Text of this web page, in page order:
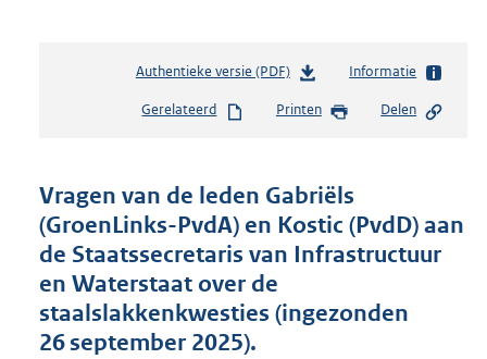
Authentieke versie (PDF)b
s
n
d
s
o
Informatie
Gerelateerd Printen Delen
Vragen van de leden Gabriëls
(GroenLinks-PvdA) en Kostic (PvdD) aan
de Staatssecretaris van Infrastructuur
en Waterstaat over de
staalslakkenkwesties (ingezonden
26 september 2025).